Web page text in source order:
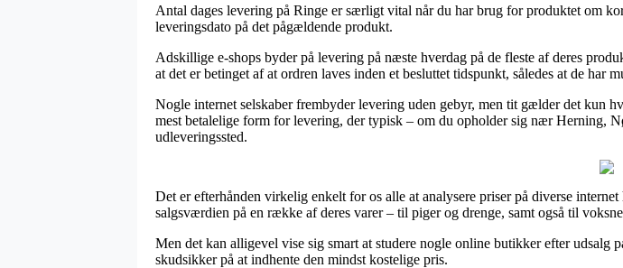
Antal dages levering på Ringe er særligt vital når du har brug for produktet om
leveringsdato på det pågældende produkt.
Adskillige e-shops byder på levering på næste hverdag på de fleste af deres
at det er betinget af at ordren laves inden et besluttet tidspunkt, således at de
Nogle internet selskaber frembyder levering uden gebyr, men tit gælder det kun
mest betalelige form for levering, der typisk – om du opholder sig nær Herning,
udleveringssted.
Det er efterhånden virkelig enkelt for os alle at analysere priser på diverse
salgsværdien på en række af deres varer – til piger og drenge, samt også til
Men det kan alligevel vise sig smart at studere nogle online butikker efter
skudsikker på at indhente den mindst kostelige pris.